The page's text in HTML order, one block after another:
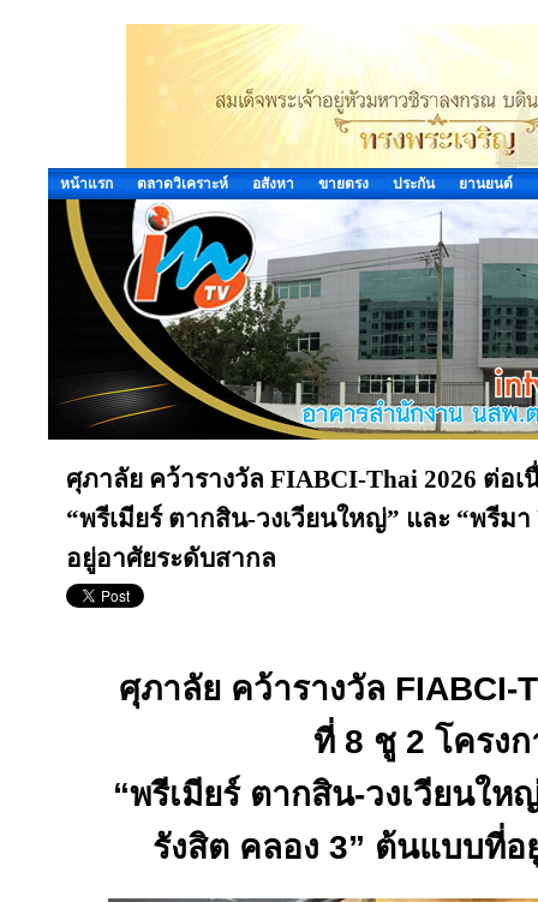
หน้าแรก ตลาดวิเคราะห์ อสังหา ขายตรง ประกัน ยานยนต์
ศุภาลัย คว้ารางวัล FIABCI-Thai 2026 ต่อเ
“พรีเมียร์ ตากสิน-วงเวียนใหญ่” และ “พรีม
อยู่อาศัยระดับสากล
ศุภาลัย คว้ารางวัล FIABCI-
ที่ 8 ชู 2 โครงก
“พรีเมียร์ ตากสิน-วงเวียนให
รังสิต คลอง 3” ต้นแบบที่อ